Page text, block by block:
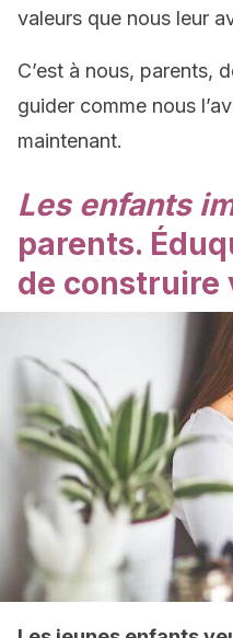
valeurs que nous leur
C’est à nous, parents,
guider comme nous
maintenant.
Les enfants
parents.
de construire